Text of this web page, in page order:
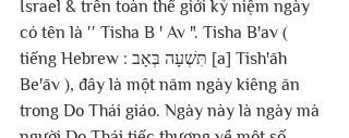
Israel & trên toàn thế giới kỷ niệm ngày
có tên là ′′ Tisha B ' Av ". Tisha B'av (
tiếng Hebrew : תִּשְׁעָה בְּאָב [a] Tish'āh
Be'āv ), đây là một năm ngày kiêng ăn
trong Do Thái giáo. Ngày này là ngày mà